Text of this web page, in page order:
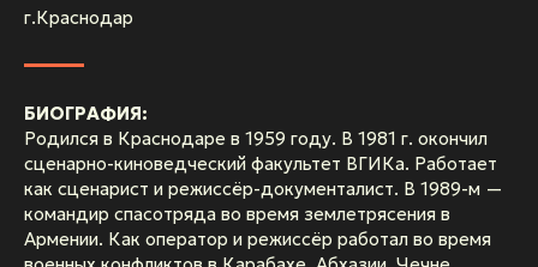
г.Краснодар
БИОГРАФИЯ:
Родился в Краснодаре в 1959 году. В 1981 г. окончил
сценарно-киноведческий факультет ВГИКа. Работает
как сценарист и режиссёр-документалист. В 1989-м —
командир спасотряда во время землетрясения в
Армении. Как оператор и режиссёр работал во время